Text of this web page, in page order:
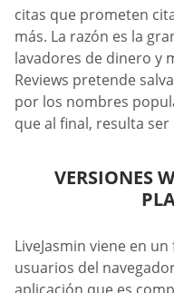
citas que prometen
más. La razón es la
lavadores de dinero y
Reviews pretende
por los nombres
que al final, resulta
VERSIONES
LiveJasmin viene en
usuarios del